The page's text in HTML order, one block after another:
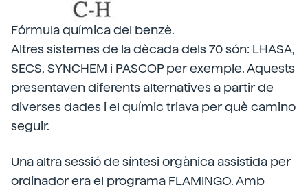
Fórmula química del benzè.
Altres sistemes de la dècada dels 70 són: LHASA,
SECS, SYNCHEM i PASCOP per exemple. Aquests
presentaven diferents alternatives a partir de
diverses dades i el químic triava per què camino
seguir.
Una altra sessió de síntesi orgànica assistida per
ordinador era el programa FLAMINGO. Amb